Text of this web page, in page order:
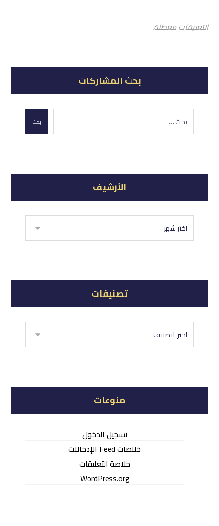
التعليقات معطلة.
بحث المشاركات
بحث
الأرشيف
تصنيفات
منوعات
تسجيل الدخول
خلاصات Feed الإدخالات
خلاصة التعليقات
WordPress.org